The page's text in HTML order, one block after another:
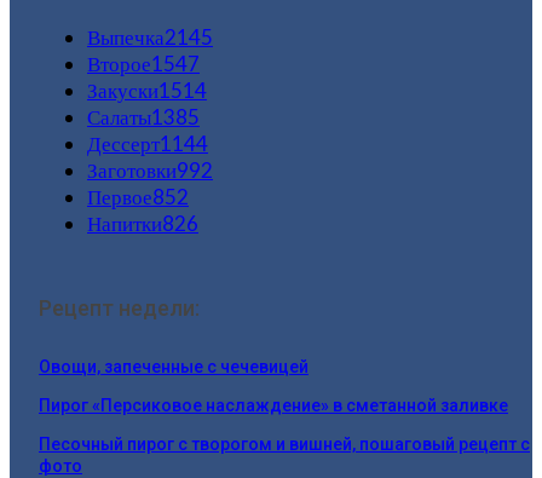
Выпечка2145
Второе1547
Закуски1514
Салаты1385
Дессерт1144
Заготовки992
Первое852
Напитки826
Рецепт недели:
Овощи, запеченные с чечевицей
Пирог «Персиковое наслаждение» в сметанной заливке
Песочный пирог с творогом и вишней, пошаговый рецепт с
фото